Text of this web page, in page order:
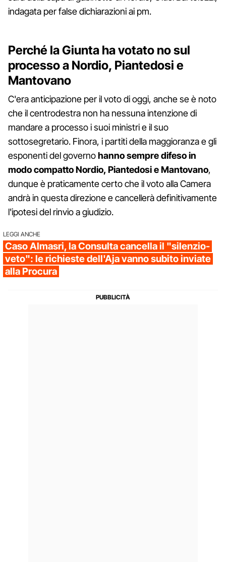
indagata per false dichiarazioni ai pm.
Perché la Giunta ha votato no sul
processo a Nordio, Piantedosi e
Mantovano
C'era anticipazione per il voto di oggi, anche se è noto
che il centrodestra non ha nessuna intenzione di
mandare a processo i suoi ministri e il suo
sottosegretario. Finora, i partiti della maggioranza e gli
esponenti del governohanno sempre difeso in
modo compatto Nordio, Piantedosi e Mantovano,
dunque è praticamente certo che il voto alla Camera
andrà in questa direzione e cancellerà definitivamente
l'ipotesi del rinvio a giudizio.
LEGGI ANCHE
Caso Almasri, la Consulta cancella il "silenzio-
veto": le richieste dell'Aja vanno subito inviate
alla Procura